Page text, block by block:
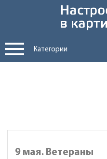
Категории
9 мая. Ветераны